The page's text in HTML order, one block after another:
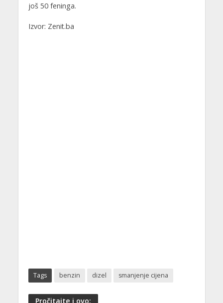
još 50 feninga.
Izvor: Zenit.ba
Tags benzin dizel smanjenje cijena
Pročitajte i ovo: